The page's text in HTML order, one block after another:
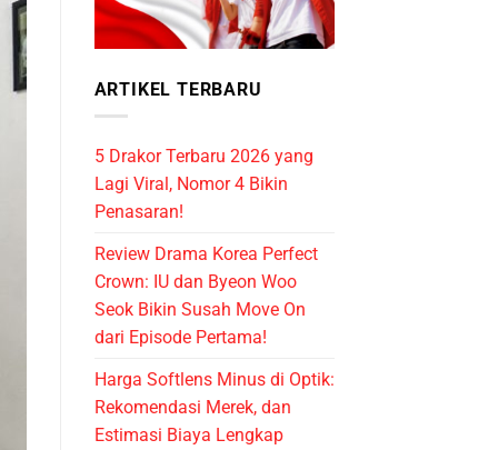
ARTIKEL TERBARU
5 Drakor Terbaru 2026 yang
Lagi Viral, Nomor 4 Bikin
Penasaran!
Review Drama Korea Perfect
Crown: IU dan Byeon Woo
Seok Bikin Susah Move On
dari Episode Pertama!
Harga Softlens Minus di Optik:
Rekomendasi Merek, dan
Estimasi Biaya Lengkap